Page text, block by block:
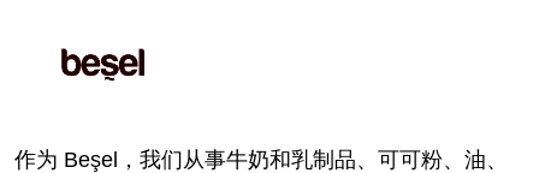
作为 Beşel，我们从事牛奶和乳制品、可可粉、油、